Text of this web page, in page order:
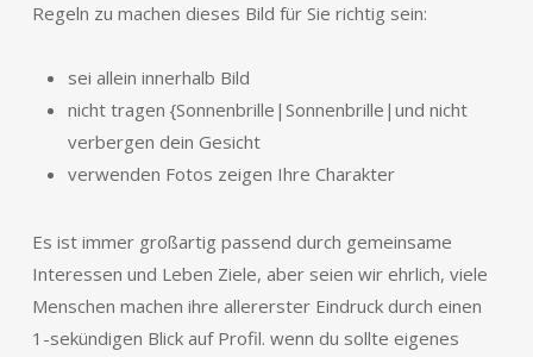
Regeln zu machen dieses Bild für Sie richtig sein:
sei allein innerhalb Bild
nicht tragen {Sonnenbrille|Sonnenbrille|und nicht
verbergen dein Gesicht
verwenden Fotos zeigen Ihre Charakter
Es ist immer großartig passend durch gemeinsame
Interessen und Leben Ziele, aber seien wir ehrlich, viele
Menschen machen ihre allererster Eindruck durch einen
1-sekündigen Blick auf Profil. wenn du sollte eigenes